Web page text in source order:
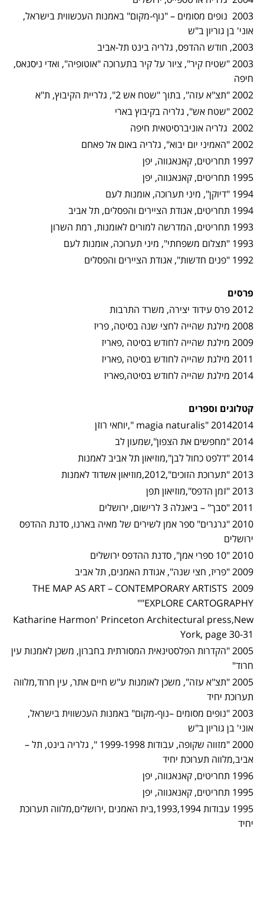
2003 נופים מסומים – "נוף-מקום" באמנות העכשווית בישראל,
אוני' בן גוריון ב"ש
2003, חודש ההדפס, גלריה בינט תל-אביב
2003 "שטיח קיר", ציור על קיר בתערוכה "אוטופיה", ואדי ניסנאס,
חיפה
2002 "תצ"א עזה", בתוך "שטח אש 2", גלריית הקיבוץ, ת"א
2002 "שטח אש", גלריה בקיבוץ בארי
2002 גלריה אוניברסיטאית חיפה
2002 "האמיני יום יבוא", גלריה באום אל פאחם
1997 תחריטים, קאנאגווה, יפן
1995 תחריטים, קאנאגווה, יפן
1994 "דיוקן", מיני תערוכה, אומנות לעם
1994 תחריטים, אגודת הציירים והפסלים, תל אביב
1993 תחריטים, המדרשה למורים לאומנות, רמת השרון
1993 "תצלום משפחתי", מיני תערוכה, אומנות לעם
1992 "פנים חדשות", אגודת הציירים והפסלים
פרסים
2012 פרס עידוד יצירה, משרד התרבות
2008 מילגת שהייה לחצי שנה בסיטה, פריז
2009 מילגת שהייה לחודש בסיטה ,פאריז
2011 מילגת שהייה לחודש בסיטה ,פאריז
2014 מילגת שהייה לחודש בסיטה,פאריז
קטלוגים וספרים
2014
magia naturalis" 2014 ",יוחאי רוזן
2014 "מחפשים את הצפון",שמעון לב
2014 "דלפט כחול לבן",מוזיאון תל אביב לאמנות
2013 "תערוכת הזוכים",2012,מוזיאון אשדוד לאמנות
2013 "זמן הדפס",מוזיאון תפן
2011 "סבך" – ביאנלה 3 לרישום, ירושלים
2010 "גרגרים" ספר אמן לשירים של מאיה בארנו, סדנת ההדפס
ירושלים
2010 "10 ספרי אמן", סדנת ההדפס ירושלים
2009 "פריז, חצי שנה", אגודת האמנים, תל אביב
2009
THE MAP AS ART – CONTEMPORARY ARTISTS
EXPLORE CARTOGRAPHY"
"
Katharine Harmon' Princeton Architectural press,New
York, page 30-31
2005 "הקדרות הפלסטינאית המסורתית בחברון, משכן לאמנות עין
חרוד"
2005 "תצ"א עזה", משכן לאומנות ע"ש חיים אתר, עין חרוד,מלווה
תערוכת יחיד
2003 "נופים מסומים –נוף-מקום" באמנות העכשווית בישראל,
אוני' בן גוריון ב"ש
2000 "מזווה שקופה, עבודות 1999-1998 ", גלריה בינט, תל –
אביב,מלווה תערוכת יחיד
1996 תחריטים, קאנאגווה, יפן
1995 תחריטים, קאנאגווה, יפן
1995 עבודות 1993,1994,בית האמנים ,ירושלים,מלווה תערוכת
יחיד